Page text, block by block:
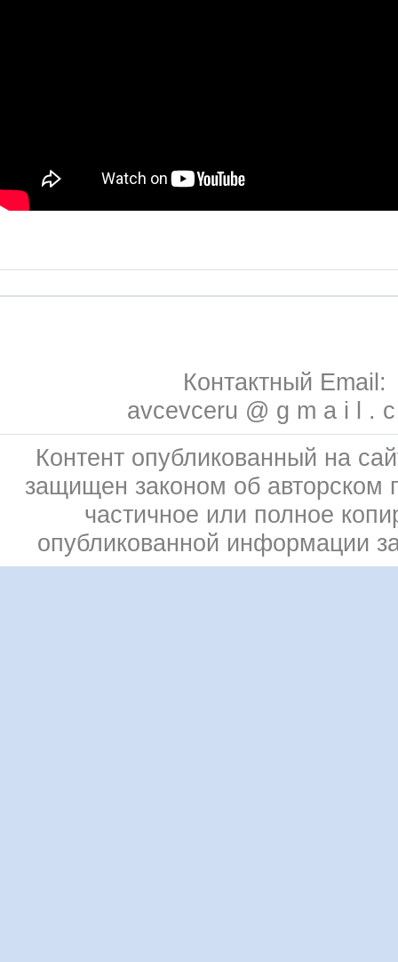
Контактный Email:
avcevceru @ g m a i l .
Контент опубликованный на
защищен законом об авторском
частичное или полное
опубликованной информации